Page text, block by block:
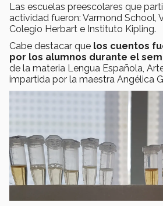
Las escuelas preescolares que
actividad fueron: Varmond School,
Colegio Herbart e Instituto Kipling.
Cabe destacar que los cuentos
por los alumnos durante el
de la materia Lengua Española,
impartida por la maestra Angélica